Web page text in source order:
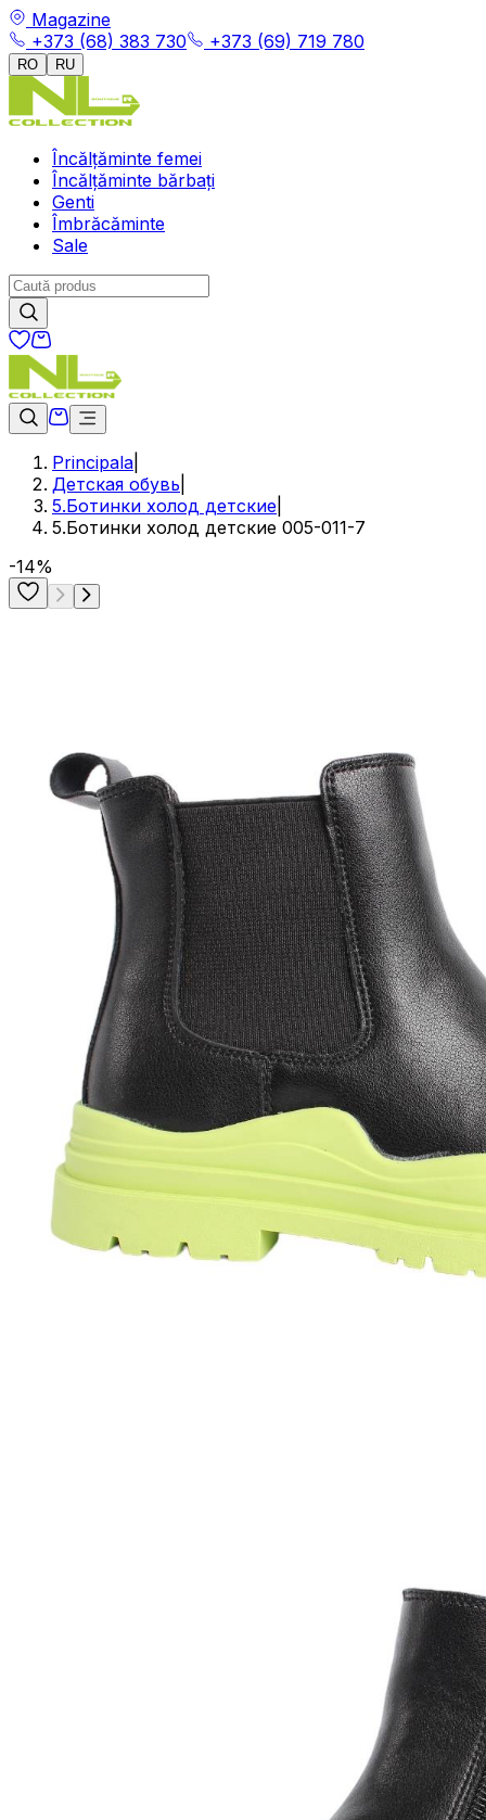
Magazine
+373 (68) 383 730
+373 (69) 719 780
RO RU
Încălțăminte femei
Încălțăminte bărbați
Genti
Îmbrăcăminte
Sale
Principala
Детская обувь
5.Ботинки холод детские
5.Ботинки холод детские 005-011-7
-14%